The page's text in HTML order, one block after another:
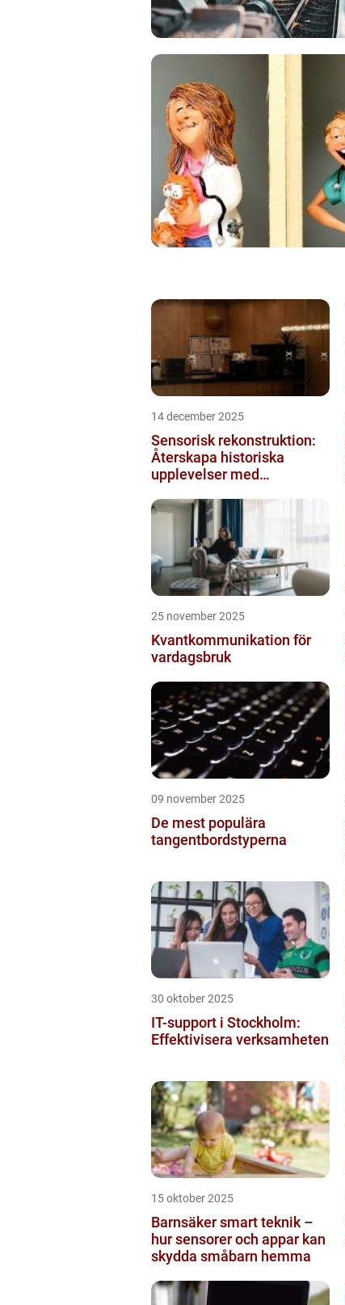
14 december 2025
Sensorisk rekonstruktion:
Återskapa historiska
upplevelser med
25 november 2025
Kvantkommunikation för
vardagsbruk
09 november 2025
De mest populära
tangentbordstyperna
30 oktober 2025
IT-support i Stockholm:
Effektivisera verksamheten
15 oktober 2025
Barnsäker smart teknik –
hur sensorer och appar kan
skydda småbarn hemma